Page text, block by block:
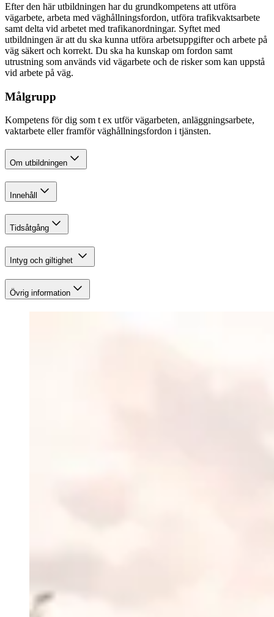
Efter den här utbildningen har du grundkompetens att utföra
vägarbete, arbeta med väghållningsfordon, utföra trafikvaktsarbete
samt delta vid arbetet med trafikanordningar. Syftet med
utbildningen är att du ska kunna utföra arbetsuppgifter och arbete på
väg säkert och korrekt. Du ska ha kunskap om fordon samt
utrustning som används vid vägarbete och de risker som kan uppstå
vid arbete på väg.
Målgrupp
Kompetens för dig som t ex utför vägarbeten, anläggningsarbete,
vaktarbete eller framför väghållningsfordon i tjänsten.
Om utbildningen
Innehåll
Tidsåtgång
Intyg och giltighet
Övrig information